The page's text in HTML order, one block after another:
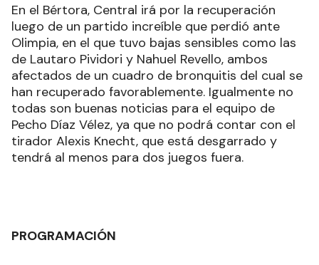
En el Bértora, Central irá por la recuperación
luego de un partido increíble que perdió ante
Olimpia, en el que tuvo bajas sensibles como las
de Lautaro Pividori y Nahuel Revello, ambos
afectados de un cuadro de bronquitis del cual se
han recuperado favorablemente. Igualmente no
todas son buenas noticias para el equipo de
Pecho Díaz Vélez, ya que no podrá contar con el
tirador Alexis Knecht, que está desgarrado y
tendrá al menos para dos juegos fuera.
PROGRAMACIÓN